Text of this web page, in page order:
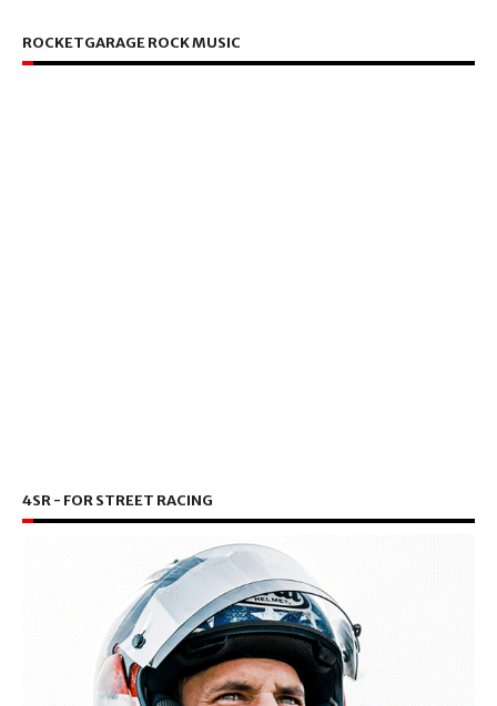
ROCKETGARAGE ROCK MUSIC
4SR - FOR STREET RACING